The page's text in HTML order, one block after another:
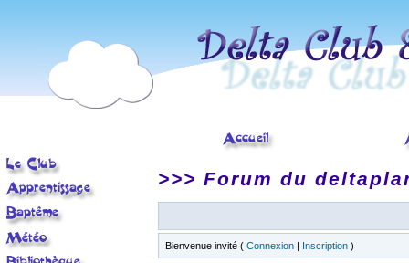
>>> Forum du
Bienvenue invité ( Connexion | Inscription )